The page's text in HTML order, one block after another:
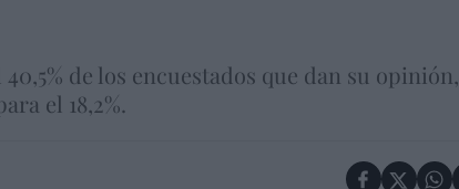
de los encuestados que dan su opinión,
el 18,2%.